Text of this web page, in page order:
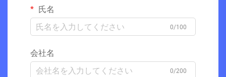
氏名
0/100
会社名
0/200